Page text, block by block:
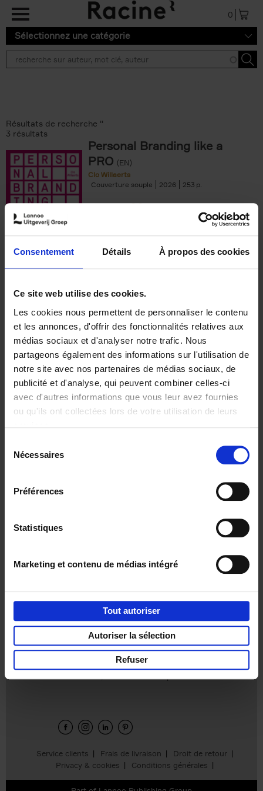
Consentement Détails À propos des cookies
Ce site web utilise des cookies.
Les cookies nous permettent de personnaliser le contenu
et les annonces, d'offrir des fonctionnalités relatives aux
médias sociaux et d'analyser notre trafic. Nous
partageons également des informations sur l'utilisation de
notre site avec nos partenaires de médias sociaux, de
publicité et d'analyse, qui peuvent combiner celles-ci
avec d'autres informations que vous leur avez fournies
ou qu'ils ont collectées lors de votre utilisation de leurs
Nécessaires
Préférences
Statistiques
Marketing et contenu de médias intégré
Tout autoriser
Autoriser la sélection
Refuser
Aller au contenu principal
0
Sélectionnez une catégorie
Résultats de recherche ''
3 résultats
Personal Branding like a
PRO (EN)
Clo Willaerts
Couverture souple
2026 253
€34,99
Digital marketing like a PRO -
completely revised edition
Clo Willaerts
Couverture souple
2022 226
€35,50
Content Marketing like a
Ajouter au panier
Service clients Frais de livraison
Droit de retour
Privacy & cookies
Conditions générales
Envie de bonnes idées de lecture, de